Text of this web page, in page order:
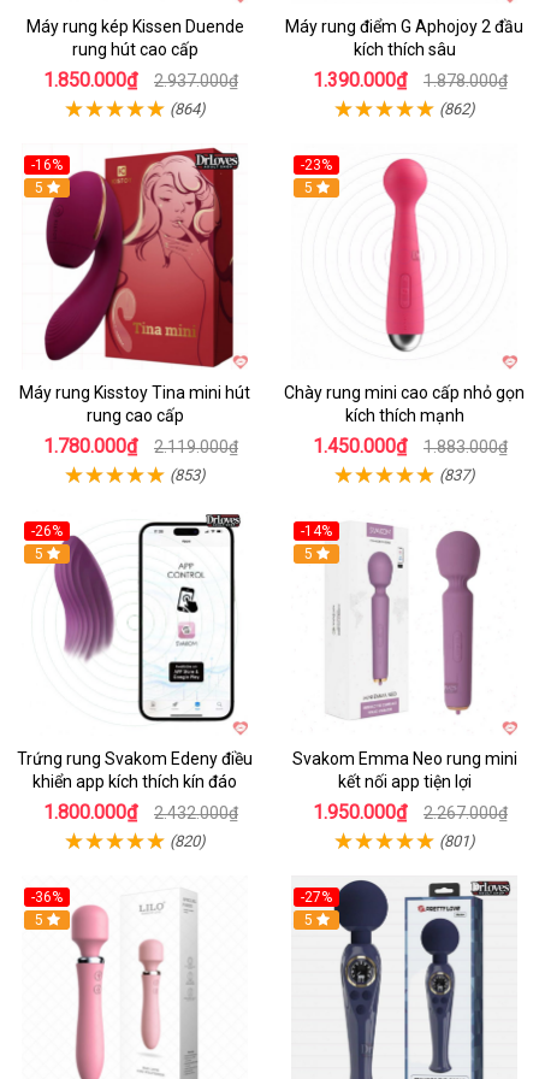
Máy rung kép Kissen Duende
rung hút cao cấp
1.850.000₫ 2.937.000₫
(864)
Máy rung điểm G Aphojoy 2 đầu
kích thích sâu
1.390.000₫ 1.878.000₫
(862)
-16%
Hot
5
Máy rung Kisstoy Tina mini hút
rung cao cấp
1.780.000₫ 2.119.000₫
(853)
-23%
Hot
5
Chày rung mini cao cấp nhỏ gọn
kích thích mạnh
1.450.000₫ 1.883.000₫
(837)
-26%
Hot
5
Trứng rung Svakom Edeny điều
khiển app kích thích kín đáo
1.800.000₫ 2.432.000₫
(820)
-14%
Hot
5
Svakom Emma Neo rung mini
kết nối app tiện lợi
1.950.000₫ 2.267.000₫
(801)
-36%
Hot
5
-27%
Hot
5